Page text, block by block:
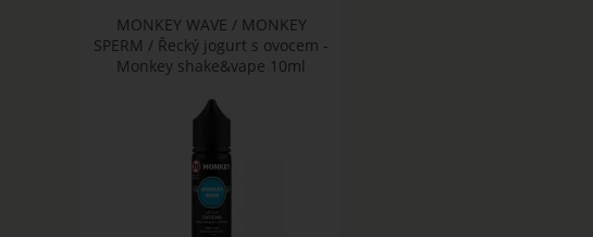
MONKEY WAVE / MONKEY
SPERM / Řecký jogurt s ovocem -
Monkey shake&vape 10ml